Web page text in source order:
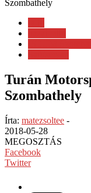
Szombathely
Turán
Szombathely
Írta: matezsoltee -
2018-05-28
MEGOSZTÁS
Facebook
Twitter